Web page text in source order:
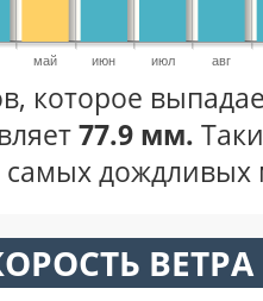
май июн июл авг
которое
77.9 мм.
дождливых